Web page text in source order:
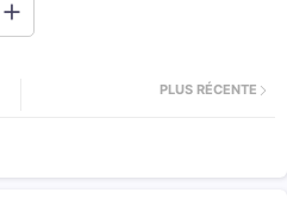
PLUS RÉCENTE